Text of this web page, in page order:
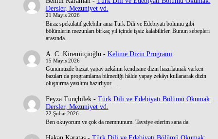
Dersler, Mezuniyet vd.
21 Mayıs 2026
Biraz spekülatif gelebilir ama Türk Dili ve Edebiyatı bölümü gibi
bölümlerin mezunları birkaç yıl içinde işsiz kalabilirler. Bunun sebepleri
arasında…
A. C. Kiremitçioğlu - Kelime Dizin Programı
15 Mayıs 2026
Günümüzde bizzat yapay zekânın kendisine dizin hazırlatmak varken
bazıları da programlama bilmediği hâlde yapay zekâyı kullanarak dizin
oluşturma yazılımı hazırlıyor.…
Feyza Tunçbilek- Türk Dili ve Edebiyatı Bölümü Okumak:
Dersler, Mezuniyet vd.
22 Şubat 2026
Ben okuyorum ve çok da memnunum. Tavsiye ederim sana da.